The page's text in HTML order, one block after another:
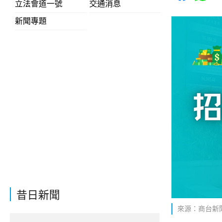
立法會道一號
交通消息
新聞專題
昔日新聞
來源：商台新